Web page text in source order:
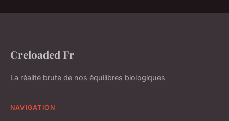
Creloaded Fr
La réalité brute de nos équilibres biologiques
NAVIGATION